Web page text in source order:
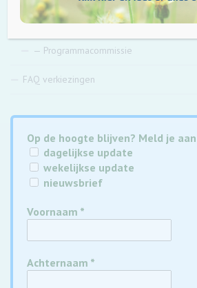
Verkiezingsprogramma
— Programmacommissie
FAQ verkiezingen
Op de hoogte blijven? Meld je
dagelijkse update
wekelijkse update
nieuwsbrief
Voornaam *
Achternaam *